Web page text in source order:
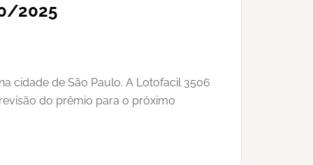
2025
cidade de São Paulo. A Lotofacil 3506
do prêmio para o próximo